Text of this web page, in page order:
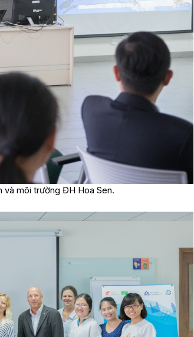
và môi trường ĐH Hoa Sen.